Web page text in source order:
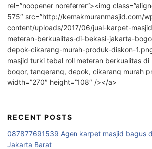
rel=”noopener noreferrer”><img
575″ src=”http://kemakmuranmasjid.com/
content/uploads/2017/06/jual-karpet-
meteran-berkualitas-di-bekasi-jakarta-
depok-cikarang-murah-produk-diskon-
masjid turki tebal roll meteran berkualitas di
bogor, tangerang, depok, cikarang murah
width=”270″ height=”108″ /></a>
RECENT POSTS
087877691539 Agen karpet masjid bagus
Jakarta Barat